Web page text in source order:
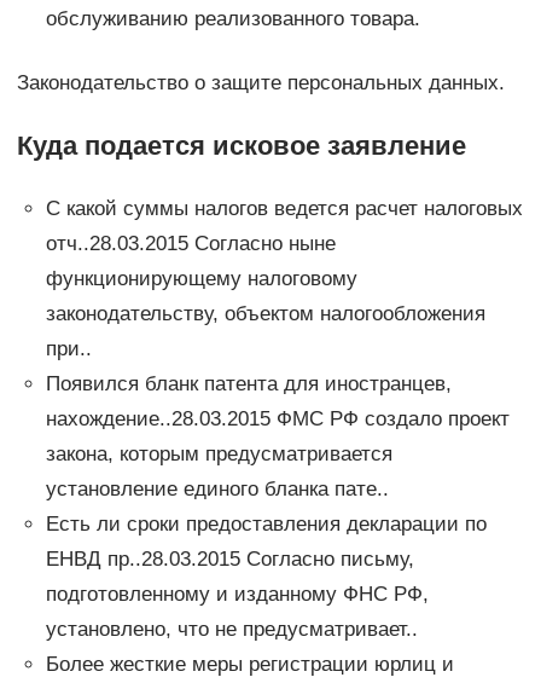
обслуживанию реализованного товара.
Законодательство о защите персональных данных.
Куда подается исковое заявление
С какой суммы налогов ведется расчет налоговых
отч..28.03.2015 Согласно ныне
функционирующему налоговому
законодательству, объектом налогообложения
при..
Появился бланк патента для иностранцев,
нахождение..28.03.2015 ФМС РФ создало проект
закона, которым предусматривается
установление единого бланка пате..
Есть ли сроки предоставления декларации по
ЕНВД пр..28.03.2015 Согласно письму,
подготовленному и изданному ФНС РФ,
установлено, что не предусматривает..
Более жесткие меры регистрации юрлиц и